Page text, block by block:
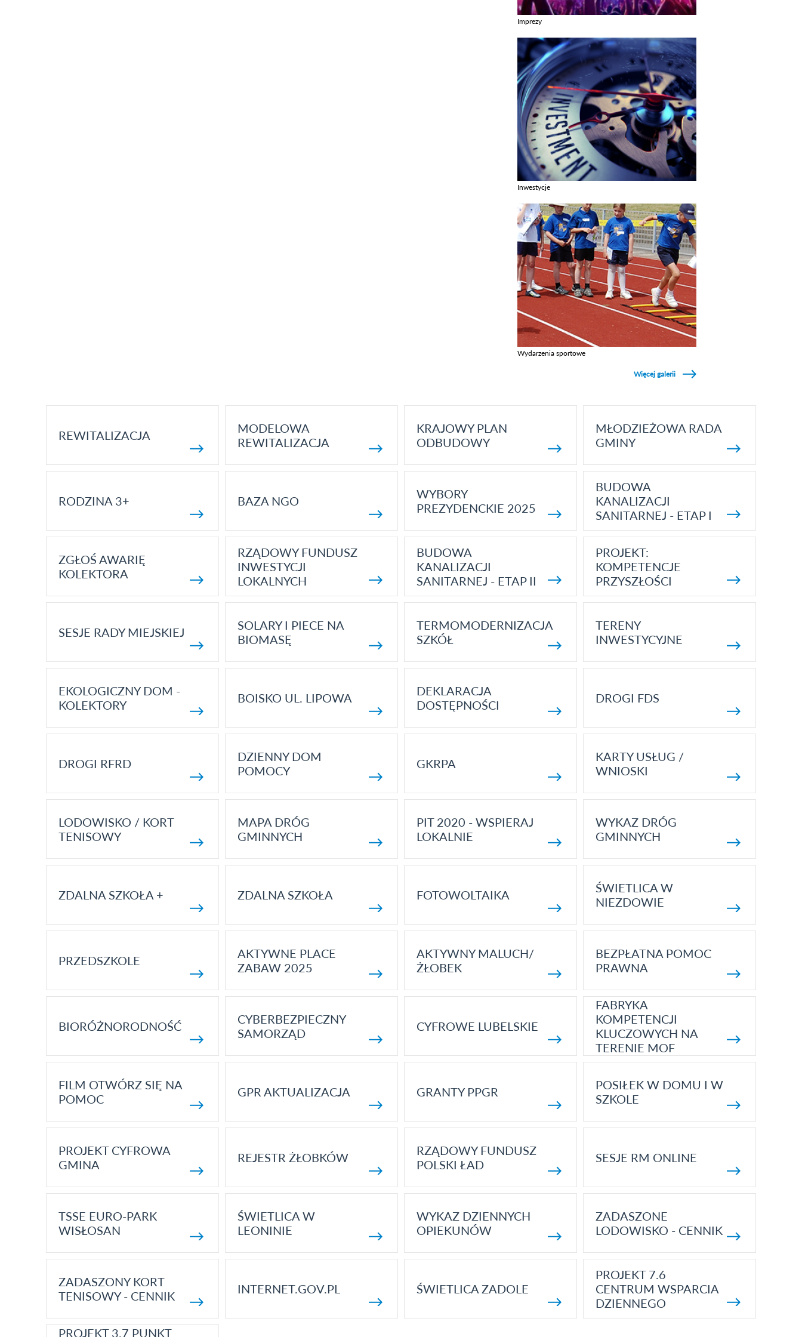
Imprezy
Inwestycje
Wydarzenia sportowe
Więcej galerii
REWITALIZACJA
MODELOWA
REWITALIZACJA
KRAJOWY PLAN
ODBUDOWY
MŁODZIEŻOWA RADA
GMINY
RODZINA 3+ BAZA NGO
WYBORY
PREZYDENCKIE 2025
BUDOWA
KANALIZACJI
SANITARNEJ - ETAP I
ZGŁOŚ AWARIĘ
KOLEKTORA
RZĄDOWY FUNDUSZ
INWESTYCJI
LOKALNYCH
BUDOWA
KANALIZACJI
SANITARNEJ - ETAP II
PROJEKT:
KOMPETENCJE
PRZYSZŁOŚCI
SESJE RADY MIEJSKIEJ
SOLARY I PIECE NA
BIOMASĘ
TERMOMODERNIZACJA
SZKÓŁ
TERENY
INWESTYCYJNE
EKOLOGICZNY DOM -
KOLEKTORY
BOISKO UL. LIPOWA
DEKLARACJA
DOSTĘPNOŚCI
DROGI FDS
DROGI RFRD
DZIENNY DOM
POMOCY
GKRPA
KARTY USŁUG /
WNIOSKI
LODOWISKO / KORT
TENISOWY
MAPA DRÓG
GMINNYCH
PIT 2020 - WSPIERAJ
LOKALNIE
WYKAZ DRÓG
GMINNYCH
ZDALNA SZKOŁA + ZDALNA SZKOŁA FOTOWOLTAIKA
ŚWIETLICA W
NIEZDOWIE
PRZEDSZKOLE
AKTYWNE PLACE
ZABAW 2025
AKTYWNY MALUCH/
ŻŁOBEK
BEZPŁATNA POMOC
PRAWNA
BIORÓŻNORODNOŚĆ
CYBERBEZPIECZNY
SAMORZĄD
CYFROWE LUBELSKIE
FABRYKA
KOMPETENCJI
KLUCZOWYCH NA
TERENIE MOF
FILM OTWÓRZ SIĘ NA
POMOC
GPR AKTUALIZACJA GRANTY PPGR
POSIŁEK W DOMU I W
SZKOLE
PROJEKT CYFROWA
GMINA
REJESTR ŻŁOBKÓW
RZĄDOWY FUNDUSZ
POLSKI ŁAD
SESJE RM ONLINE
TSSE EURO-PARK
WISŁOSAN
ŚWIETLICA W
LEONINIE
WYKAZ DZIENNYCH
OPIEKUNÓW
ZADASZONE
LODOWISKO - CENNIK
ZADASZONY KORT
TENISOWY - CENNIK
INTERNET.GOV.PL ŚWIETLICA ZADOLE
PROJEKT 7.6
CENTRUM WSPARCIA
DZIENNEGO
PROJEKT 3.7 PUNKT